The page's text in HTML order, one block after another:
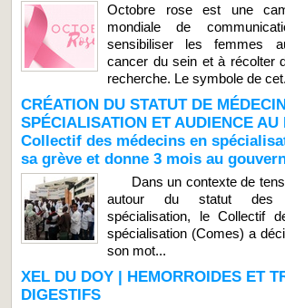
Octobre rose est une
mondiale de
sensibiliser les femmes
cancer du sein et à récolter
recherche. Le symbole de
CRÉATION DU STATUT DE
SPÉCIALISATION ET AUDIENCE
Collectif des médecins en
sa grève et donne 3 mois au
Dans un contexte de
autour du statut des
spécialisation, le Collectif
spécialisation (Comes) a
son mot...
XEL DU DOY | HEMORROIDES ET
DIGESTIFS